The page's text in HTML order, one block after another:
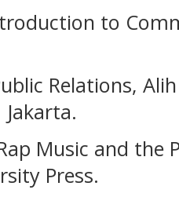
to
Relations,
Music and the
Press.